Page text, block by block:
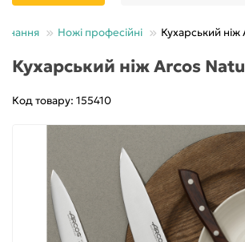
Ножі професійні Кухарський
Кухарський ніж Arcos
Код товару: 155410